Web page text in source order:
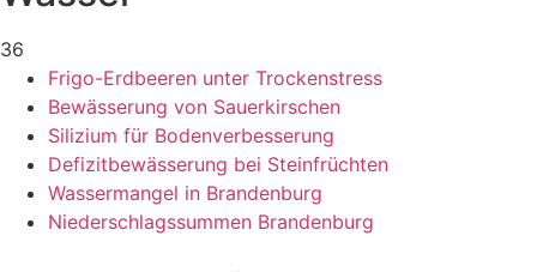
36
Frigo-Erdbeeren unter Trockenstress
Bewässerung von Sauerkirschen
Silizium für Bodenverbesserung
Defizitbewässerung bei Steinfrüchten
Wassermangel in Brandenburg
Niederschlagssummen Brandenburg